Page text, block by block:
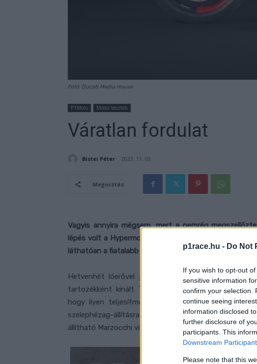
p1race.hu - Do Not
If you wish to opt-out
sensitive information
confirm your selection.
continue seeing
information disclosed
further disclosure of
participants. This
Downstream
Please note that this
Fotó: Ducati Media House
P1Moto Motor tesztek
Váratlan fordulat
Bistei Péter 2023. 11. 03.
Megosztás
Vagyis annyira mégsem, mert a nemrég
lépés volt a Hypermotard 698 Mono gyors
láthatóan a fiatalabb motorosokat célozzák az olaszok.
Hetvenhét lóerővel jelenleg ez lesz a legerősebb
tartozékként kínált Termignoni versenykipufogóval
hogy ilyen teljesítményadatok mellett csak 15
szelephézag-állításra is csak 30 ezer kilométer után
állítható Marzocchi villák, hátul pedig szintén állítható